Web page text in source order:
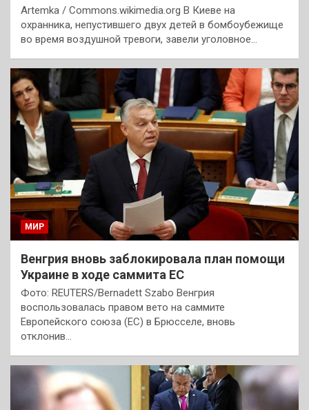
Artemka / Commons.wikimedia.org В Киеве на
охранника, непустившего двух детей в бомбоубежище
во время воздушной тревоги, завели уголовное…
МИР
Венгрия вновь заблокировала план помощи
Украине в ходе саммита ЕС
Фото: REUTERS/Bernadett Szabo Венгрия
воспользовалась правом вето на саммите
Европейского союза (ЕС) в Брюсселе, вновь
отклонив…